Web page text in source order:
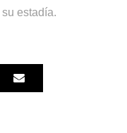
estadía.